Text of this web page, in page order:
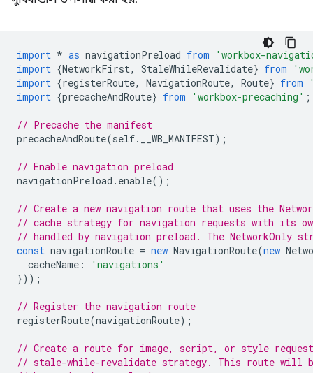
import * as navigationPreload from
'workbox-
import {NetworkFirst, StaleWhileRevalidate} from
import {registerRoute, NavigationRoute, Route} from
import {precacheAndRoute} from 'workbox-precaching' ;
// Precache the manifest
precacheAndRoute(self. __WB_MANIFEST);
// Enable navigation preload
navigationPreload . enable();
// Create a new navigation route that uses the
// cache strategy for navigation requests with its
// handled by navigation preload. The NetworkOnly
const navigationRoute = new NavigationRoute(new
cacheName :
'navigations'
}));
// Register the navigation route
registerRoute(navigationRoute);
// Create a route for image, script, or style
// stale-while-revalidate strategy. This route will